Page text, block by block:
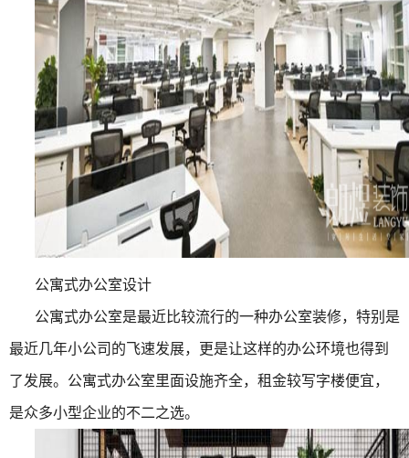
公寓式办公室设计
公寓式办公室是最近比较流行的一种办公室装修，特别是
最近几年小公司的飞速发展，更是让这样的办公环境也得到
了发展。公寓式办公室里面设施齐全，租金较写字楼便宜，
是众多小型企业的不二之选。